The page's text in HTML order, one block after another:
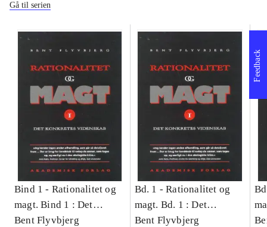
Gå til serien
Bind 1 - Rationalitet og
magt. Bind 1 : Det
konkretes videnskab
Bent Flyvbjerg
Bd. 1 -Rationalitet og
magt. Bd. 1 : Det
konkretes videnskab
Bent Flyvbjerg
Feedback